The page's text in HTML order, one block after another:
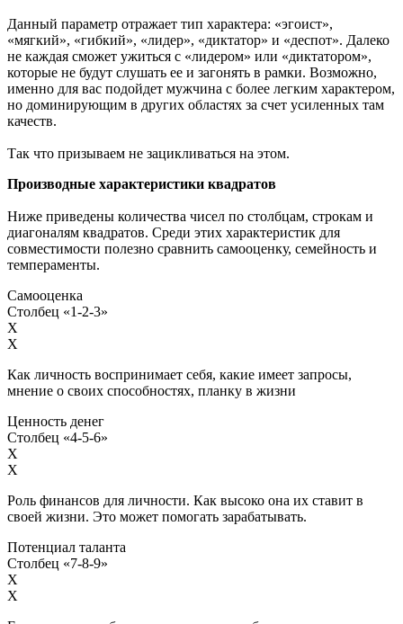
Данный параметр отражает тип характера: «эгоист»,
«мягкий», «гибкий», «лидер», «диктатор» и «деспот». Далеко
не каждая сможет ужиться с «лидером» или «диктатором»,
которые не будут слушать ее и загонять в рамки. Возможно,
именно для вас подойдет мужчина с более легким характером,
но доминирующим в других областях за счет усиленных там
качеств.
Так что призываем не зацикливаться на этом.
Производные характеристики квадратов
Ниже приведены количества чисел по столбцам, строкам и
диагоналям квадратов. Среди этих характеристик для
совместимости полезно сравнить самооценку, семейность и
темпераменты.
Самооценка
Столбец «1-2-3»
X
X
Как личность воспринимает себя, какие имеет запросы,
мнение о своих способностях, планку в жизни
Ценность денег
Столбец «4-5-6»
X
X
Роль финансов для личности. Как высоко она их ставит в
своей жизни. Это может помогать зарабатывать.
Потенциал таланта
Столбец «7-8-9»
X
X